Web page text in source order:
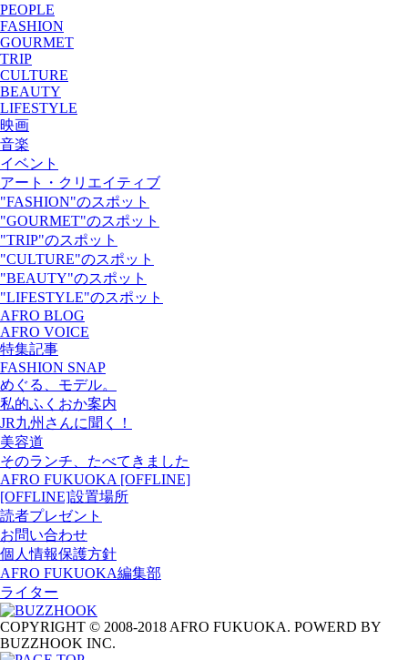
PEOPLE
FASHION
GOURMET
TRIP
CULTURE
BEAUTY
LIFESTYLE
映画
音楽
イベント
アート・クリエイティブ
"FASHION"のスポット
"GOURMET"のスポット
"TRIP"のスポット
"CULTURE"のスポット
"BEAUTY"のスポット
"LIFESTYLE"のスポット
AFRO BLOG
AFRO VOICE
特集記事
FASHION SNAP
めぐる、モデル。
私的ふくおか案内
JR九州さんに聞く！
美容道
そのランチ、たべてきました
AFRO FUKUOKA [OFFLINE]
[OFFLINE]設置場所
読者プレゼント
お問い合わせ
個人情報保護方針
AFRO FUKUOKA編集部
ライター
COPYRIGHT © 2008-2018 AFRO FUKUOKA. POWERD BY
BUZZHOOK INC.